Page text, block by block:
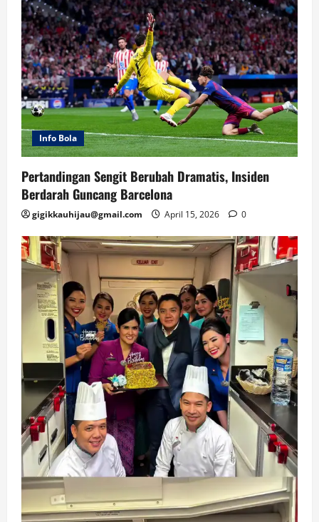
Info Bola
Pertandingan Sengit Berubah Dramatis, Insiden
Berdarah Guncang Barcelona
gigikkauhijau@gmail.com April 15, 2026 0